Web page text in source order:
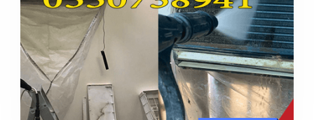
جميع الخدمات